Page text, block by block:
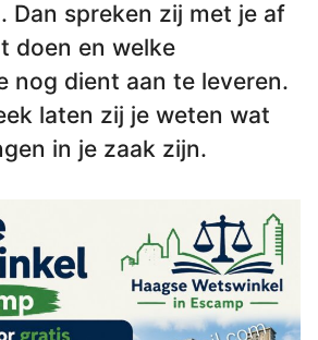
Dan spreken zij met je af
doen en welke
nog dient aan te leveren.
laten zij je weten wat
in je zaak zijn.